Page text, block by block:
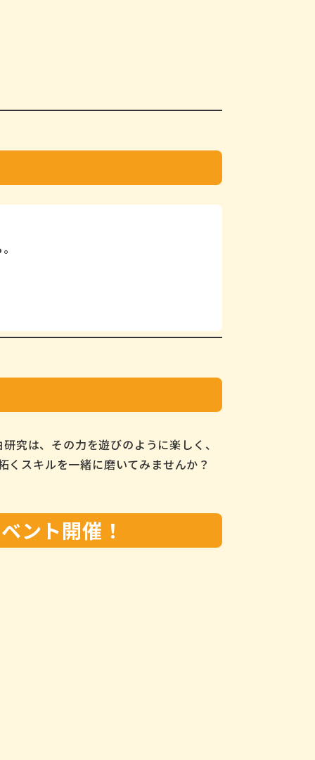
究は、その力を遊びのように楽しく、
スキルを一緒に磨いてみませんか？
ント開催！